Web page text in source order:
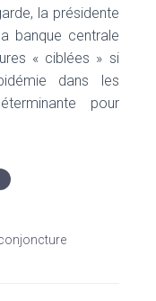
la présidente
banque centrale
« ciblées » si
dans les
pour
conjoncture